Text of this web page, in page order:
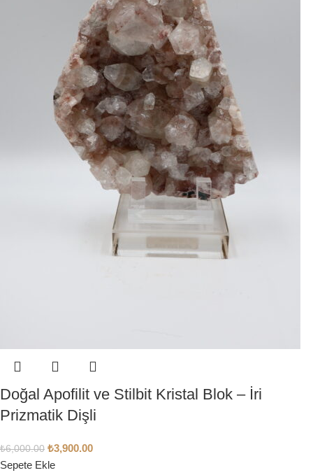
Doğal Apofilit ve Stilbit Kristal Blok – İri
Prizmatik Dişli
₺6,000.00 ₺3,900.00
Sepete Ekle